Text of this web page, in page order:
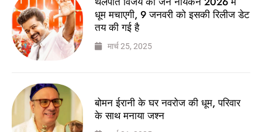
धूम मचाएगी, 9 जनवरी को इसकी रिलीज डेट
तय की गई है
मार्च 25, 2025
बोमन ईरानी के घर नवरोज की धूम, परिवार
के साथ मनाया जश्न